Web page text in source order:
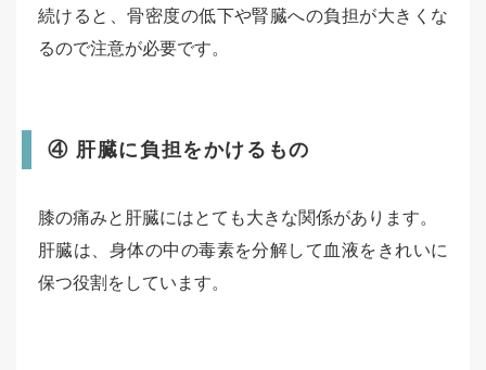
続けると、骨密度の低下や腎臓への負担が大きくな
るので注意が必要です。
④ 肝臓に負担をかけるもの
膝の痛みと肝臓にはとても大きな関係があります。
肝臓は、身体の中の毒素を分解して血液をきれいに
保つ役割をしています。